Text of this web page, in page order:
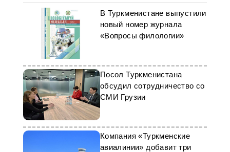
В Туркменистане выпустили
новый номер журнала
«Вопросы филологии»
Посол Туркменистана
обсудил сотрудничество со
СМИ Грузии
Компания «Туркменские
авиалинии» добавит три